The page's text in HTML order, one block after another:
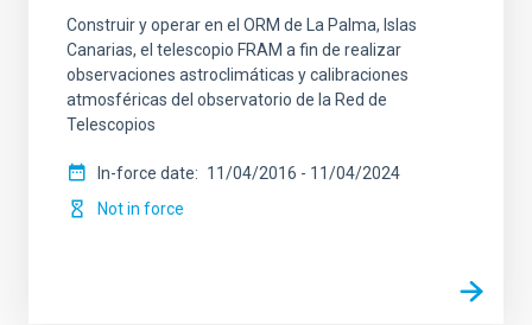
Construir y operar en el ORM de La Palma, Islas
Canarias, el telescopio FRAM a fin de realizar
observaciones astroclimáticas y calibraciones
atmosféricas del observatorio de la Red de
Telescopios
In-force date 11/04/2016 - 11/04/2024
Not in force